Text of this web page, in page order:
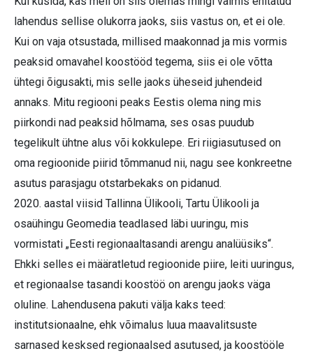
lahendus sellise olukorra jaoks, siis vastus on, et ei ole.
Kui on vaja otsustada, millised maakonnad ja mis vormis
peaksid omavahel koostööd tegema, siis ei ole võtta
ühtegi õigusakti, mis selle jaoks üheseid juhendeid
annaks. Mitu regiooni peaks Eestis olema ning mis
piirkondi nad peaksid hõlmama, ses osas puudub
tegelikult ühtne alus või kokkulepe. Eri riigiasutused on
oma regioonide piirid tõmmanud nii, nagu see konkreetne
asutus parasjagu otstarbekaks on pidanud.
2020. aastal viisid Tallinna Ülikooli, Tartu Ülikooli ja
osaühingu Geomedia teadlased läbi uuringu, mis
vormistati „Eesti regionaaltasandi arengu analüüsiks“.
Ehkki selles ei määratletud regioonide piire, leiti uuringus,
et regionaalse tasandi koostöö on arengu jaoks väga
oluline. Lahendusena pakuti välja kaks teed:
institutsionaalne, ehk võimalus luua maavalitsuste
sarnased kesksed regionaalsed asutused, ja koostööle